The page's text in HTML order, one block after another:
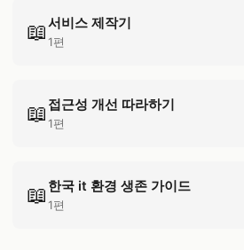
📖서비스 제작기
1편
📖 접근성 개선 따라하기
1편
📖 한국 it 환경 생존 가이드
1편